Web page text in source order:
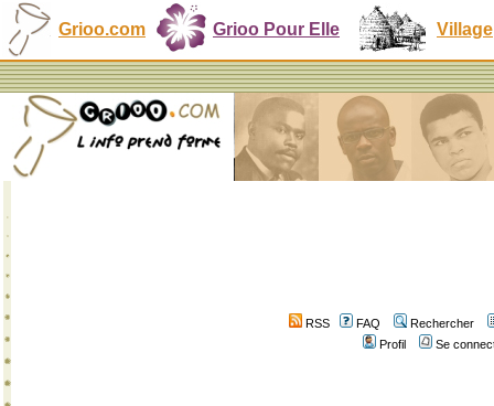
Grioo.com Grioo Pour Elle Village
RSS FAQ
Rechercher
Profil
Se